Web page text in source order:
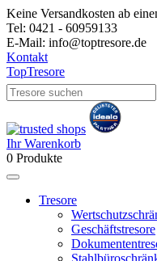
Keine Versandkosten ab
Tel: 0421 - 60959133
E-Mail: info@toptresore.de
Kontakt
TopTresore
Ihr Warenkorb
0 Produkte
Tresore
Geschäftstresore